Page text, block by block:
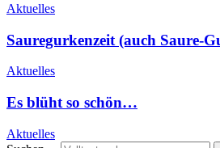
Aktuelles
Sauregurkenzeit (auch Saure-
Aktuelles
Es blüht so schön…
Aktuelles